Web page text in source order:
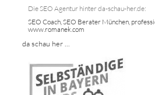
Die SEO Agentur hinter da-schau-her.de:
SEO Coach, SEO Berater München,
www.romanek.com
da schau her ...